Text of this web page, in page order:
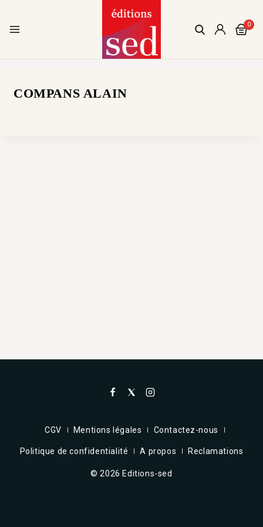
0
COMPANS ALAIN
CGV Mentions légales Contactez-nous
Politique de confidentialité A propos Reclamations
© 2026 Editions-sed